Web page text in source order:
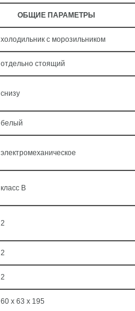
ОБЩИЕ ПАРАМЕТРЫ
холодильник с морозильником
отдельно стоящий
снизу
белый
электромеханическое
класс B
2
2
2
60 x 63 x 195